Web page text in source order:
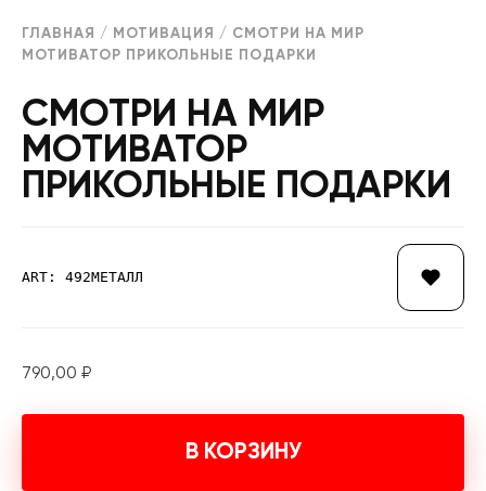
ГЛАВНАЯ / МОТИВАЦИЯ / СМОТРИ НА МИР
МОТИВАТОР ПРИКОЛЬНЫЕ ПОДАРКИ
СМОТРИ НА МИР
МОТИВАТОР
ПРИКОЛЬНЫЕ ПОДАРКИ
ART: 492МЕТАЛЛ
790,00 ₽
В КОРЗИНУ